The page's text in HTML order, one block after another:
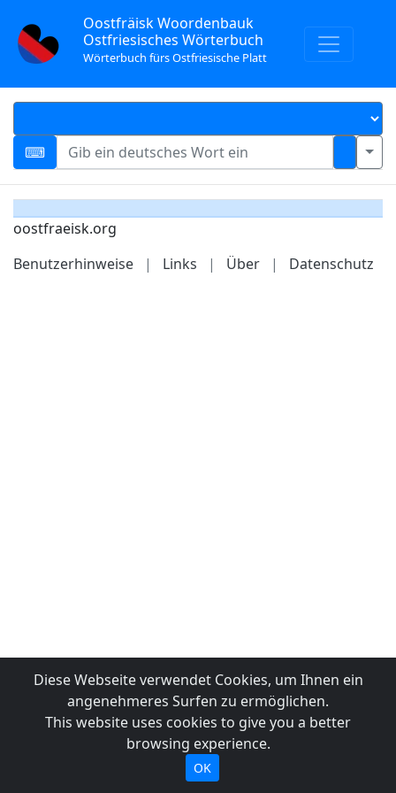
Oostfräisk Woordenbauk
Ostfriesisches Wörterbuch
Wörterbuch fürs Ostfriesische Platt
oostfraeisk.org
Benutzerhinweise
| Links | Über | Datenschutz
Diese Webseite verwendet Cookies, um Ihnen ein
angenehmeres Surfen zu ermöglichen.
This website uses cookies to give you a better
browsing experience.
OK